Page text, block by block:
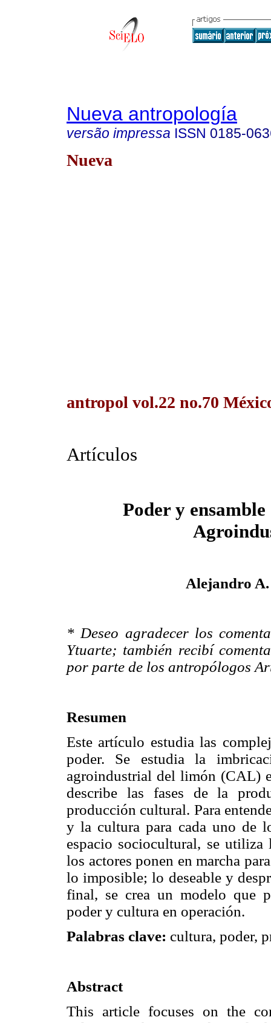
Nueva antropología
versão impressa ISSN 0185-
Nueva
antropol vol.22 no.70
Artículos
Poder y
Alejandro
* Deseo agradecer los
Ytuarte; también recibí
por parte de los antropólogos
Resumen
Este artículo estudia las
poder. Se estudia la
agroindustrial del limón (CAL)
describe las fases de la
producción cultural. Para
y la cultura para cada uno de
espacio sociocultural, se
los actores ponen en marcha
lo imposible; lo deseable y
final, se crea un modelo que
poder y cultura en operación.
Palabras clave: cultura, poder,
Abstract
This article focuses on the